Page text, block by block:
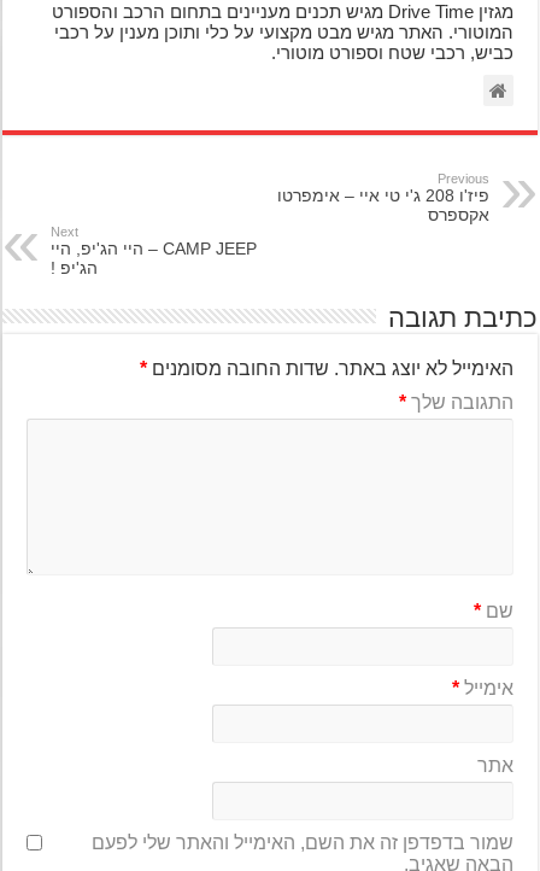
מגזין Drive Time מגיש תכנים מעניינים בתחום הרכב והספורט
המוטורי. האתר מגיש מבט מקצועי על כלי ותוכן מענין על רכבי
כביש, רכבי שטח וספורט מוטורי.
Previous
פיז'ו 208 ג'י טי איי – אימפרטו
אקספרס
Next
CAMP JEEP – היי הג'יפ, היי
הג'יפ !
תגובה
האימייל לא יוצג באתר. שדות החובה מסומנים*
התגובה שלך*
שם*
אימייל*
אתר
שמור בדפדפן זה את השם, האימייל והאתר שלי לפעם
הבאה שאגיב.